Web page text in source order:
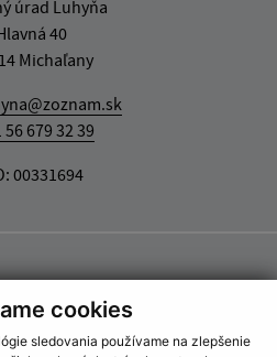
cookies
sledovania používame na zlepšenie
úrad Luhyňa
40
Michaľany
56 679 32 39
00331694